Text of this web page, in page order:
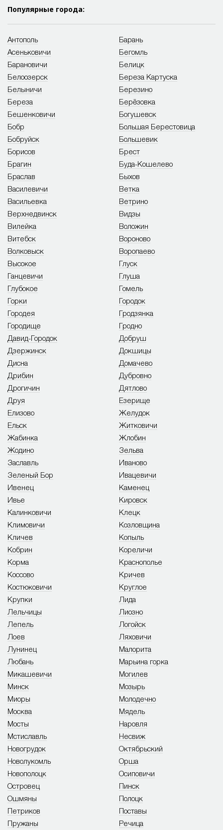
Популярные города:
Антополь
Асеньковичи
Барановичи
Барань
Бегомль
Белицк
Белоозерск
Белыничи
Береза
Береза Картуска
Березино
Берёзовка
Бешенковичи
Бобр
Бобруйск
Богушевск
Большая Берестовица
Большевик
Борисов
Брагин
Браслав
Брест
Буда-Кошелево
Быхов
Василевичи
Васильевка
Верхнедвинск
Ветка
Ветрино
Видзы
Вилейка
Витебск
Волковыск
Воложин
Вороново
Воропаево
Высокое
Ганцевичи
Глубокое
Глуск
Глуша
Гомель
Горки
Городея
Городище
Городок
Гродзянка
Гродно
Давид-Городок
Дзержинск
Дисна
Добруш
Докшицы
Домачево
Дрибин
Дрогичин
Друя
Дубровно
Дятлово
Езерище
Елизово
Ельск
Жабинка
Желудок
Житковичи
Жлобин
Жодино
Заславль
Зеленый Бор
Зельва
Иваново
Ивацевичи
Ивенец
Ивье
Калинковичи
Каменец
Кировск
Клецк
Климовичи
Кличев
Кобрин
Козловщина
Копыль
Кореличи
Корма
Коссово
Костюковичи
Краснополье
Кричев
Круглое
Крупки
Лельчицы
Лепель
Лида
Лиозно
Логойск
Лоев
Лунинец
Любань
Ляховичи
Малорита
Марьина горка
Микашевичи
Минск
Миоры
Могилев
Мозырь
Молодечно
Москва
Мосты
Мстиславль
Мядель
Наровля
Несвиж
Новогрудок
Новолукомль
Новополоцк
Октябрьский
Орша
Осиповичи
Островец
Ошмяны
Петриков
Пинск
Полоцк
Поставы
Пружаны
Речица